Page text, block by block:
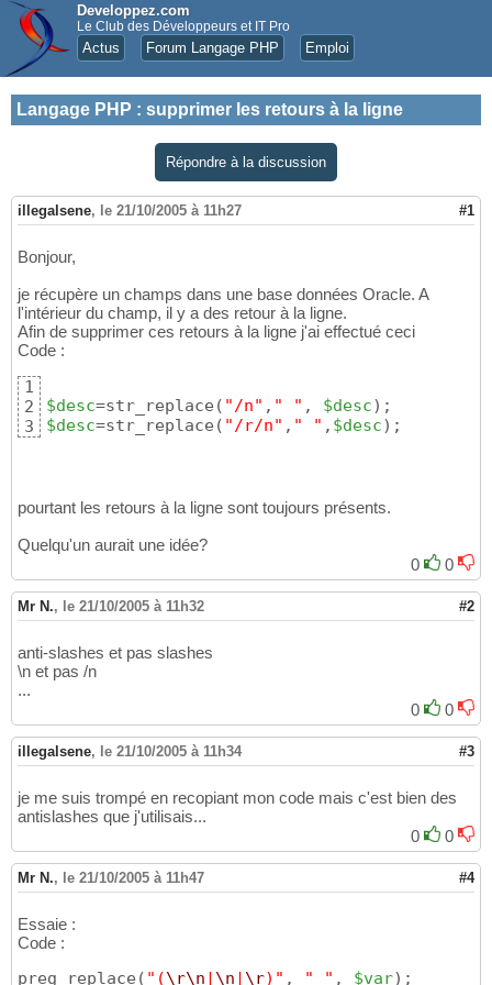
Developpez.com
Le Club des Développeurs et IT Pro
Actus Forum Langage PHP Emploi
Langage PHP : supprimer les retours à la ligne
Répondre à la discussion
illegalsene, le 21/10/2005 à 11h27 #1
Bonjour,
je récupère un champs dans une base données Oracle. A
l'intérieur du champ, il y a des retour à la ligne.
Afin de supprimer ces retours à la ligne j'ai effectué ceci
Code :
1
2
3
$desc=str_replace ( "/n" , " " , $desc)
$desc=str_replace ( "/r/n" , " " , $desc) ;
pourtant les retours à la ligne sont toujours présents.
Quelqu'un aurait une idée?
0
0
Mr N., le 21/10/2005 à 11h32 #2
anti-slashes et pas slashes
\n et pas /n
...
0
0
illegalsene, le 21/10/2005 à 11h34 #3
je me suis trompé en recopiant mon code mais c'est bien des
antislashes que j'utilisais...
0
0
Mr N., le 21/10/2005 à 11h47 #4
Essaie :
Code :
preg_replace ( "(\r\n \n \r)" , " " , $var) ;